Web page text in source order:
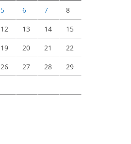
5 6 7 8
12 13 14 15
19 20 21 22
26 27 28 29